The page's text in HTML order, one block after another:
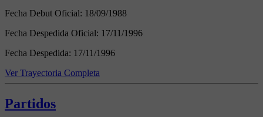
Fecha Debut Oficial: 18/09/1988
Fecha Despedida Oficial: 17/11/1996
Fecha Despedida: 17/11/1996
Ver Trayectoria Completa
Partidos